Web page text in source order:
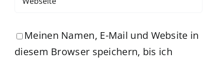
Meinen Namen, E-Mail und Website in
diesem Browser speichern, bis ich